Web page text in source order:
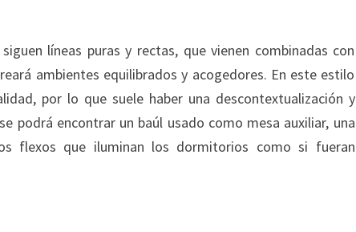
líneas puras y rectas, que vienen combinadas con
ambientes equilibrados y acogedores. En este estilo
por lo que suele haber una descontextualización y
podrá encontrar un baúl usado como mesa auxiliar, una
flexos que iluminan los dormitorios como si fueran